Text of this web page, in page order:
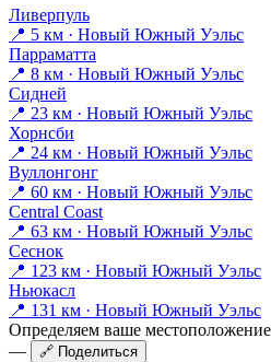
Ливерпуль
📍 5 км · Новый Южный Уэльс
Парраматта
📍 8 км · Новый Южный Уэльс
Сидней
📍 23 км · Новый Южный Уэльс
Хорнсби
📍 24 км · Новый Южный Уэльс
Вуллонгонг
📍 60 км · Новый Южный Уэльс
Central Coast
📍 63 км · Новый Южный Уэльс
Сеснок
📍 123 км · Новый Южный Уэльс
Ньюкасл
📍 131 км · Новый Южный Уэльс
Определяем ваше
—
🔗 Поделиться